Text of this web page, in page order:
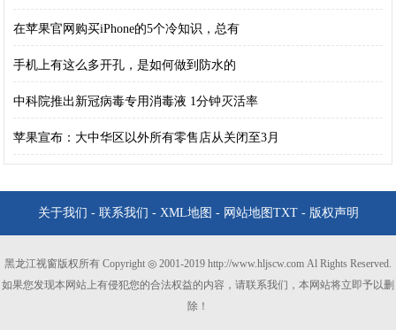
在苹果官网购买iPhone的5个冷知识，总有
手机上有这么多开孔，是如何做到防水的
中科院推出新冠病毒专用消毒液 1分钟灭活率
苹果宣布：大中华区以外所有零售店从关闭至3月
关于我们 - 联系我们 - XML地图 - 网站地图 TXT- 版权声明
黑龙江视窗版权所有 Copyright ◎ 2001-2019 http://www.hljscw.com Al Rights Reserved.
如果您发现本网站上有侵犯您的合法权益的内容，请联系我们，本网站将立即予以删
除！